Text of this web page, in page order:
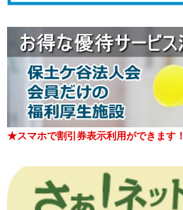
★スマホで割引券表示利用ができます！